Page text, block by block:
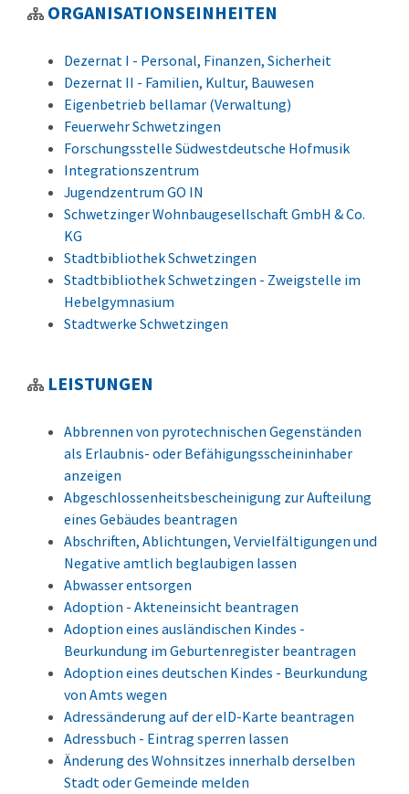
ORGANISATIONSEINHEITEN
Dezernat I - Personal, Finanzen, Sicherheit
Dezernat II - Familien, Kultur, Bauwesen
Eigenbetrieb bellamar (Verwaltung)
Feuerwehr Schwetzingen
Forschungsstelle Südwestdeutsche Hofmusik
Integrationszentrum
Jugendzentrum GO IN
Schwetzinger Wohnbaugesellschaft GmbH & Co.
KG
Stadtbibliothek Schwetzingen
Stadtbibliothek Schwetzingen - Zweigstelle im
Hebelgymnasium
Stadtwerke Schwetzingen
LEISTUNGEN
Abbrennen von pyrotechnischen Gegenständen
als Erlaubnis- oder Befähigungsscheininhaber
anzeigen
Abgeschlossenheitsbescheinigung zur Aufteilung
eines Gebäudes beantragen
Abschriften, Ablichtungen, Vervielfältigungen und
Negative amtlich beglaubigen lassen
Abwasser entsorgen
Adoption - Akteneinsicht beantragen
Adoption eines ausländischen Kindes -
Beurkundung im Geburtenregister beantragen
Adoption eines deutschen Kindes - Beurkundung
von Amts wegen
Adressänderung auf der eID-Karte beantragen
Adressbuch - Eintrag sperren lassen
Änderung des Wohnsitzes innerhalb derselben
Stadt oder Gemeinde melden